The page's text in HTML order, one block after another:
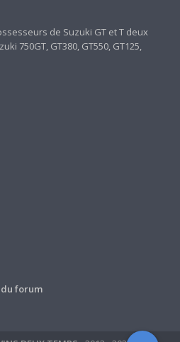
de Suzuki GT et T deux
750GT, GT380, GT550, GT125,
forum